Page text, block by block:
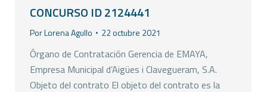
CONCURSO ID 2124441
PorLorena Agullo 22 octubre 2021
Órgano de Contratación Gerencia de EMAYA,
Empresa Municipal d’Aigües i Clavegueram, S.A.
Objeto del contrato El objeto del contrato es la